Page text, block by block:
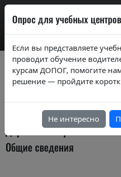
AdrExam
Базовый курс
Общие требования,
перевозку опасных
Европейское
дорожной перевозке
Общие сведения
Опрос для учебных
Если вы представляете
проводит обучение
курсам ДОПОГ, помогите
решение — пройдите
Не интересно